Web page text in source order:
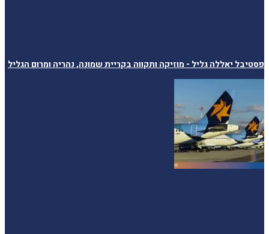
פסטיבל יאללה גליל - מוזיקה ותקווה בקריית שמונה, נהריה ומרום הגליל